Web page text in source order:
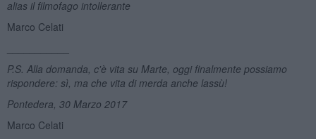
alias il filmofago intollerante
Marco Celati
P.S. Alla domanda, c'è vita su Marte, oggi finalmente possiamo
rispondere: sì, ma che vita di merda anche lassù!
Pontedera, 30 Marzo 2017
Marco Celati